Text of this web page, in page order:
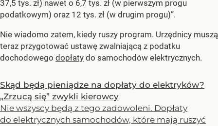
37,5 tys. zł) nawet o 6,7 tys. zł (w pierwszym progu
podatkowym) oraz 12 tys. zł (w drugim progu)”.
Nie wiadomo zatem, kiedy ruszy program. Urzędnicy muszą
teraz przygotować ustawę zwalniającą z podatku
dochodowego dopłaty do samochodów elektrycznych.
Skąd będą pieniądze na dopłaty do elektryków?
„Zrzucą się” zwykli kierowcy
Nie wszyscy będą z tego zadowoleni. Dopłaty
do elektrycznych samochodów, które mają ruszyć